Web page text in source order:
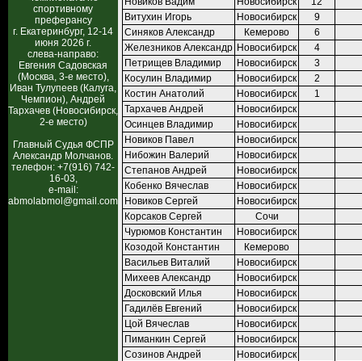
спортивному
преферансу
г. Екатеринбург, 12-14
июня 2026 г.
слева-направо:
Евгения Садовская
(Москва, 3-е место),
Иван Тулупеев (Калуга,
Чемпион), Андрей
Тархачев (Новосибирск,
2-е место)
Главный Судья ФСПР
Александр Молчанов.
телефон: +7(916) 742-
16-03,
e-mail:
abmolabmol@gmail.com
Витухин Игорь
Новосибирск
9
Синяков Александр
Кемерово
6
Железников Александр Новосибирск
4
Петрищев Владимир
Новосибирск
3
Косулин Владимир
Новосибирск
2
Костин Анатолий
Новосибирск
1
Тархачев Андрей
Новосибирск
Осинцев Владимир
Новосибирск
Новиков Павел
Новосибирск
Нибожин Валерий
Новосибирск
Степанов Андрей
Новосибирск
Кобенко Вячеслав
Новосибирск
Новиков Сергей
Новосибирск
Корсаков Сергей
Сочи
Чурюмов Константин
Новосибирск
Козодой Константин
Кемерово
Васильев Виталий
Новосибирск
Михеев Александр
Новосибирск
Досковский Илья
Новосибирск
Гадилёв Евгений
Новосибирск
Цой Вячеслав
Новосибирск
Пиманкин Сергей
Новосибирск
Созинов Андрей
Новосибирск